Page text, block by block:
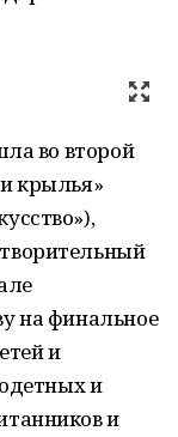
во второй
крылья»
на финальное
и
и
и